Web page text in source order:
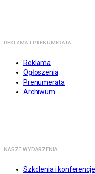
REKLAMA I PRENUMERATA
Reklama
Ogłoszenia
Prenumerata
Archiwum
NASZE WYDARZENIA
Szkolenia i konferencje